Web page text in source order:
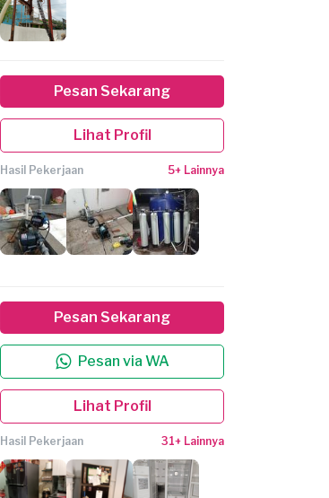
Pesan Sekarang
Lihat Profil
Hasil Pekerjaan 5+ Lainnya
Pesan Sekarang
Pesan via WA
Lihat Profil
Hasil Pekerjaan 31+ Lainnya